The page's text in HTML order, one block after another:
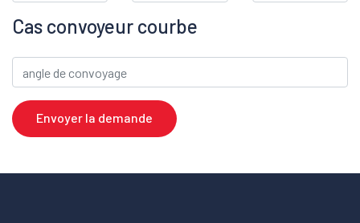
Cas convoyeur courbe
Envoyer la demande